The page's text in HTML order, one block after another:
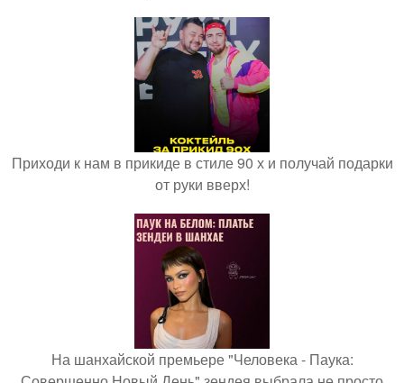
Приходи к нам в прикиде в стиле 90 х и получай подарки
от руки вверх!
На шанхайской премьере "Человека - Паука: